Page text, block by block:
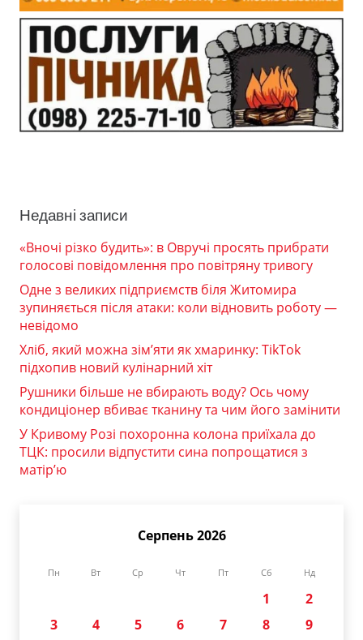
Недавні записи
«Вночі різко будить»: в Овручі просять прибрати
голосові повідомлення про повітряну тривогу
Одне з великих підприємств біля Житомира
зупиняється після атаки: коли відновить роботу —
невідомо
Хліб, який можна зім’яти як хмаринку: TikTok
підхопив новий кулінарний хіт
Рушники більше не вбирають воду? Ось чому
кондиціонер вбиває тканину та чим його замінити
У Кривому Розі похоронна колона приїхала до
ТЦК: просили відпустити сина попрощатися з
матір’ю
Серпень 2026
Пн Вт Ср Чт Пт Сб Нд
1
2
3
4 5 6 7 8
9